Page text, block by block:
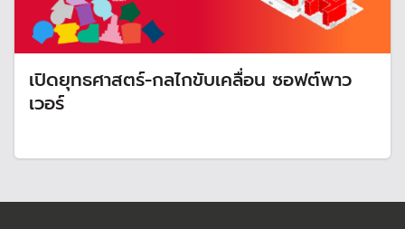
เปิดยุทธศาสตร์-กลไกขับเคลื่อน ซอฟต์พาว
เวอร์